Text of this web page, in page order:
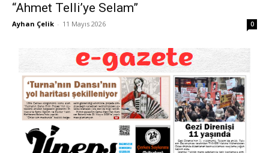
“Ahmet Telli’ye Selam”
Ayhan Çelik - 11 Mayıs 2026 0